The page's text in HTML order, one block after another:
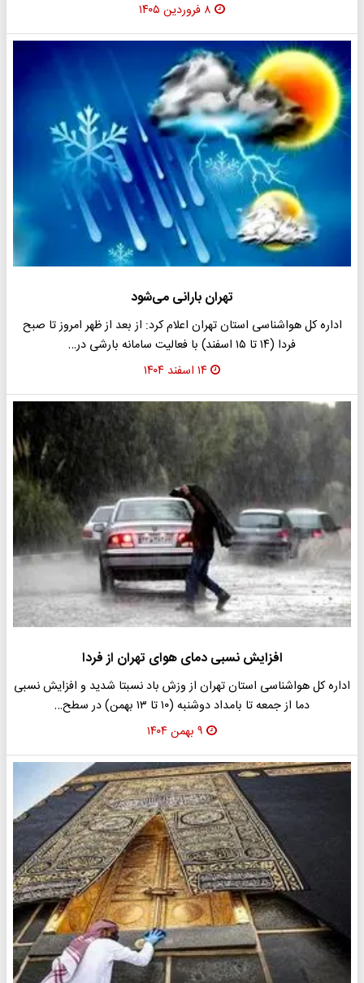
۸ فروردین ۱۴۰۵
تهران بارانی می‌شود
اداره کل هواشناسی استان تهران اعلام کرد: از بعد از ظهر امروز تا صبح
فردا (۱۴ تا ۱۵ اسفند) با فعالیت سامانه بارشی در…
۱۴ اسفند ۱۴۰۴
افزایش نسبی دمای هوای تهران از فردا
​اداره کل هواشناسی استان تهران از وزش باد نسبتا شدید و افزایش نسبی
دما از جمعه تا بامداد دوشنبه (۱۰ تا ۱۳ بهمن) در سطح…
۹ بهمن ۱۴۰۴